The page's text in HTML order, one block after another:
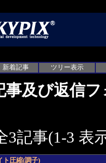
新着記事 ツリー表示
事及び返信
3記事(1-3
ト圧縮(調子)